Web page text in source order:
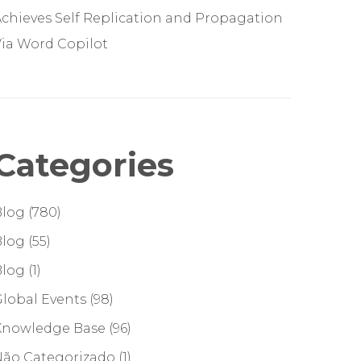
Self Replication and Propagation
Word Copilot
(780)
(55)
(1)
Events (98)
Base (96)
Categorizado (1)